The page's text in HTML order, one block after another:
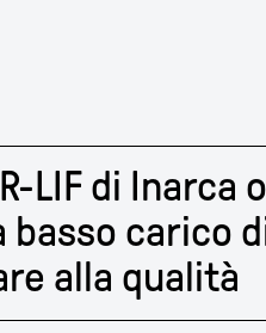
LIF di Inarca
basso carico
alla qualità